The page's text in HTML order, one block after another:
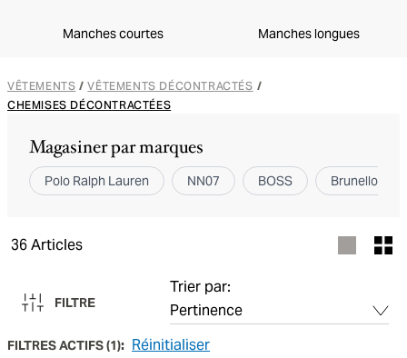
Manches courtes Manches longues
VÊTEMENTS / VÊTEMENTS DÉCONTRACTÉS /
CHEMISES DÉCONTRACTÉES
Magasiner par marques
Polo Ralph Lauren NN07 BOSS Brunello
36Articles
FILTRE
Trier par:
FILTRES ACTIFS(1): Réinitialiser